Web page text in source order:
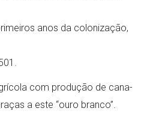
anos da colonização,
com produção de cana-
a este “ouro branco”.